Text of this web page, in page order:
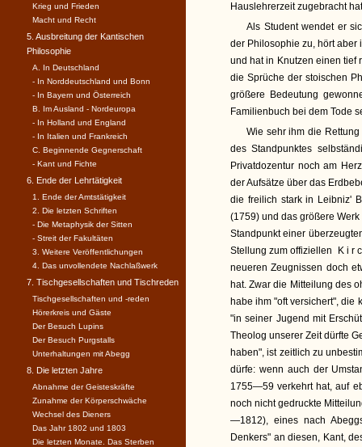
Hauslehrerzeit zugebracht
Als Student wendet er
der Philosophie zu, hört aber
und hat in Knutzen einen tief
die Sprüche der stoischen
größere Bedeutung
Familienbuch bei dem Tode
Wie sehr ihm die
des Standpunktes
Privatdozentur noch am
der Aufsätze über das
die freilich stark in Leibniz'
(1759) und das größere
Standpunkt einer
Stellung zum offiziellen
neueren Zeugnissen doch
hat. Zwar die Mitteilung des
habe ihm "oft versichert", die
"in seiner Jugend mit
Theolog unserer Zeit dürfte
haben", ist zeitlich zu
dürfe: wenn auch der
1755—59 verkehrt hat, auf
noch nicht gedruckte
—1812), eines nach
Denkers" an diesen, Kant,
Krieg und Frieden
Macht und Recht
5. Ausbreitung der Kantischen
Philosophie
A. In Deutschland
- In Norddeutschland und Bonn
- In Bayern und Österreich
B. Im Ausland - Nordeuropa
- In Holland und England
- In Italien und Frankreich
C. Beginnende Gegnerschaft
- Kant und Fichte
6. Ende der Lehrtätigkeit
1. Ende der Amtstätigkeit
2. Die letzten Schriften
- Die Metaphysik der Sitten
- Streit der Fakultäten
3. Weitere Veröffentlichungen
4. Das unvollendete Nachlaßwerk
7. Tischgesellschaften und Tischreden
Tischgesellschaften und -reden
Hörerkreis und Gäste
Der Besuch Lupins
Der Besuch Purgstalls
Unterhaltungen mit Abegg
8. Die letzten Jahre
Abnahme der Geisteskräfte
Zunahme der Körperschwäche
Wechsel des Dieners
Das Jahr 1802 und 1803
Die letzten Monate. Das Sterben